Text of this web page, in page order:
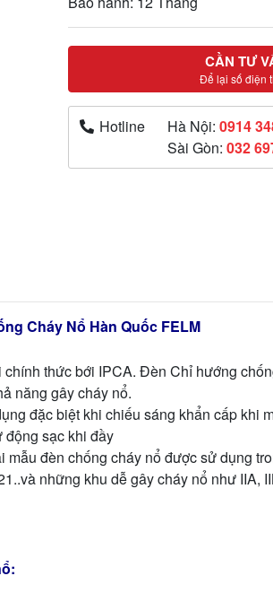
CẦN TƯ
Để lại số điện
Hotline Hà Nội:0914
Sài Gòn:032
Cháy Nổ Hàn Quốc FELM
thức bới IPCA. Đèn Chỉ hướng
năng gây cháy nổ.
đặc biệt khi chiếu sáng khẩn cấp khi
động sạc khi đầy
đèn chống cháy nổ được sử dụng
những khu dễ gây cháy nổ như IIA,